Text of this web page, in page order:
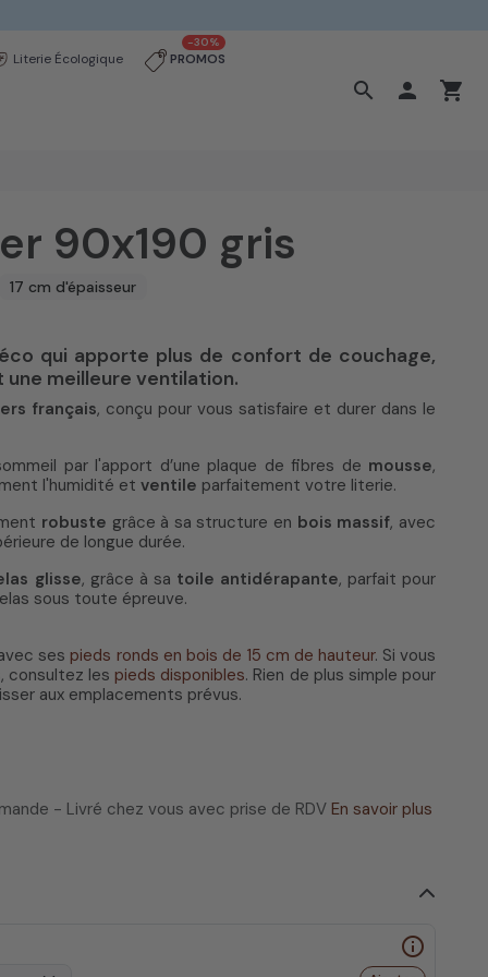
Literie Écologique PROMOS
-30%
search  shopping_cart
90x190 gris
17 cm d'épaisseur
qui apporte plus de confort de couchage,
meilleure ventilation.
français, conçu pour vous satisfaire et durer dans le
par l'apport d’une plaque de fibres de mousse,
l'humidité et ventile parfaitement votre literie.
robuste grâce à sa structure en bois massif, avec
de longue durée.
glisse, grâce à sa toile antidérapante, parfait pour
sous toute épreuve.
ses pieds ronds en bois de 15 cm de hauteur. Si vous
consultez les pieds disponibles. Rien de plus simple pour
aux emplacements prévus.
- Livré chez vous avec prise de RDV En savoir plus
info_outline